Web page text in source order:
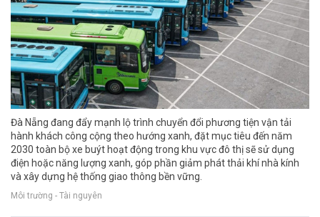
Đà Nẵng đang đẩy mạnh lộ trình chuyển đổi phương tiện vận tải
hành khách công cộng theo hướng xanh, đặt mục tiêu đến năm
2030 toàn bộ xe buýt hoạt động trong khu vực đô thị sẽ sử dụng
điện hoặc năng lượng xanh, góp phần giảm phát thải khí nhà kính
và xây dựng hệ thống giao thông bền vững.
Môi trường - Tài nguyên